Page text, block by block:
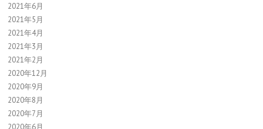
2021年6月
2021年5月
2021年4月
2021年3月
2021年2月
2020年12月
2020年9月
2020年8月
2020年7月
2020年6月